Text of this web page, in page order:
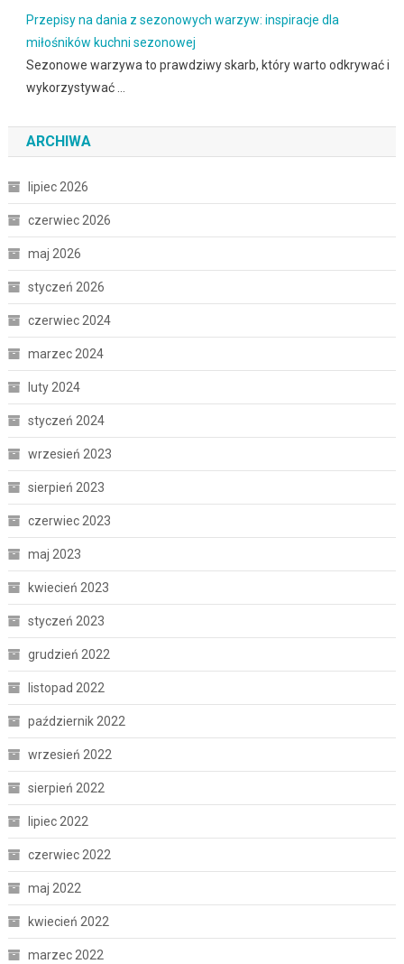
Przepisy na dania z sezonowych warzyw: inspiracje dla
miłośników kuchni sezonowej
Sezonowe warzywa to prawdziwy skarb, który warto odkrywać i
wykorzystywać …
ARCHIWA
lipiec 2026
czerwiec 2026
maj 2026
styczeń 2026
czerwiec 2024
marzec 2024
luty 2024
styczeń 2024
wrzesień 2023
sierpień 2023
czerwiec 2023
maj 2023
kwiecień 2023
styczeń 2023
grudzień 2022
listopad 2022
październik 2022
wrzesień 2022
sierpień 2022
lipiec 2022
czerwiec 2022
maj 2022
kwiecień 2022
marzec 2022